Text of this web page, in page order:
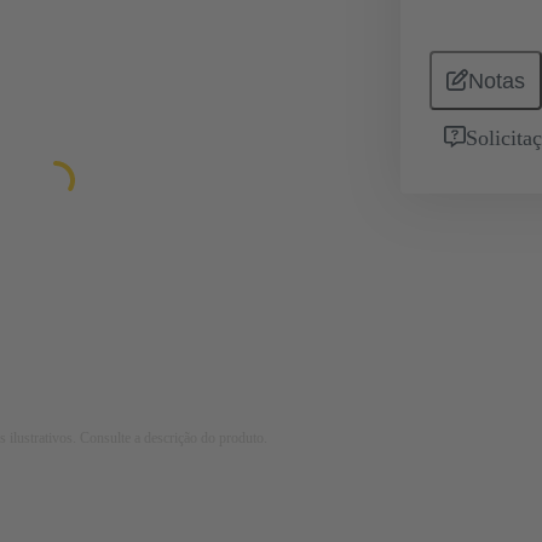
Notas